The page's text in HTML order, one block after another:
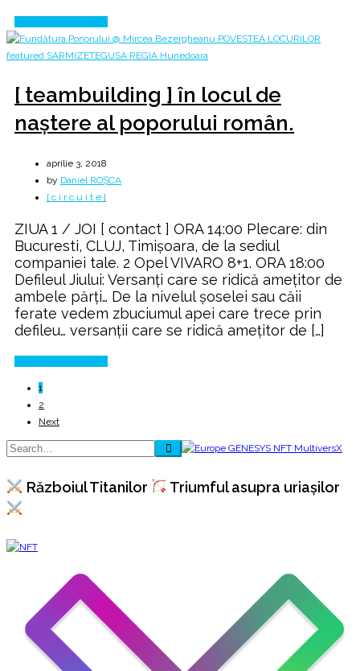
[ teambuilding ] în locul de
naștere al poporului român.
aprilie 3, 2018
by Daniel ROȘCA
[ c i r c u i t e ]
ZIUA 1 / JOI [ contact ] ORA 14:00 Plecare: din
Bucuresti, CLUJ, Timișoara, de la sediul
companiei tale. 2 Opel VIVARO 8+1. ORA 18:00
Defileul Jiului: Versanți care se ridică amețitor de
ambele părți… De la nivelul șoselei sau căii
ferate vedem zbuciumul apei care trece prin
defileu… versanții care se ridică amețitor de […]
1
2
Next
Războiul Titanilor Triumful asupra uriașilor